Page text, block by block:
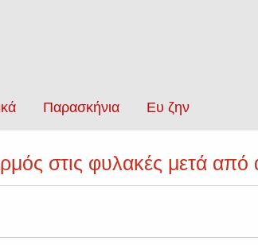
Παρασκήνια Ευ ζην
στις φυλακές μετά